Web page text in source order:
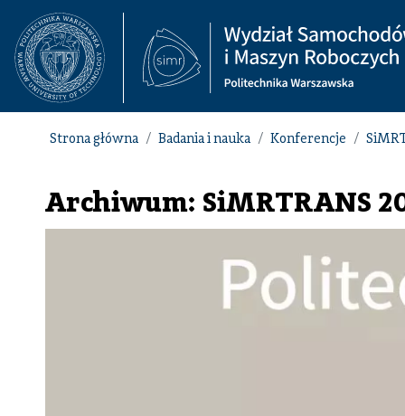
Strona główna Badania i nauka Konferencje
Archiwum: SiMRTRANS